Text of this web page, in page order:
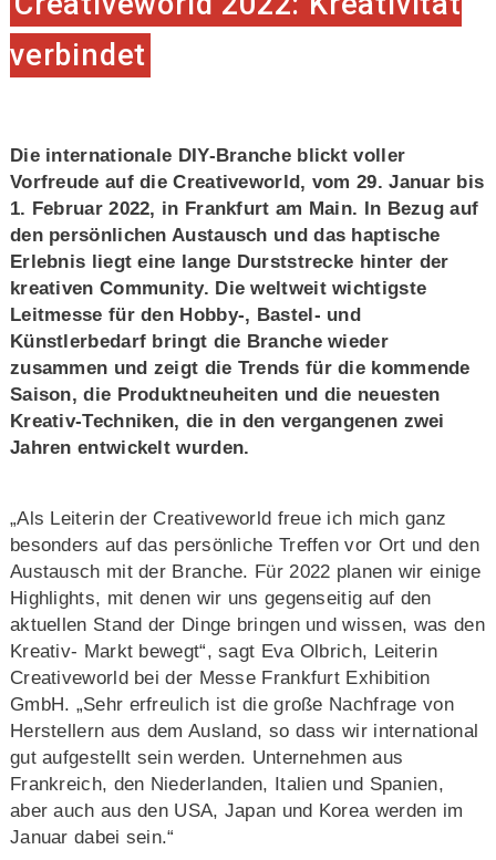
verbindet
Die internationale DIY-Branche blickt voller
Vorfreude auf die Creativeworld, vom 29. Januar bis
1. Februar 2022, in Frankfurt am Main. In Bezug auf
den persönlichen Austausch und das haptische
Erlebnis liegt eine lange Durststrecke hinter der
kreativen Community. Die weltweit wichtigste
Leitmesse für den Hobby-, Bastel- und
Künstlerbedarf bringt die Branche wieder
zusammen und zeigt die Trends für die kommende
Saison, die Produktneuheiten und die neuesten
Kreativ-Techniken, die in den vergangenen zwei
Jahren entwickelt wurden.
„Als Leiterin der Creativeworld freue ich mich ganz
besonders auf das persönliche Treffen vor Ort und den
Austausch mit der Branche. Für 2022 planen wir einige
Highlights, mit denen wir uns gegenseitig auf den
aktuellen Stand der Dinge bringen und wissen, was den
Kreativ- Markt bewegt“, sagt Eva Olbrich, Leiterin
Creativeworld bei der Messe Frankfurt Exhibition
GmbH. „Sehr erfreulich ist die große Nachfrage von
Herstellern aus dem Ausland, so dass wir international
gut aufgestellt sein werden. Unternehmen aus
Frankreich, den Niederlanden, Italien und Spanien,
aber auch aus den USA, Japan und Korea werden im
Januar dabei sein.“